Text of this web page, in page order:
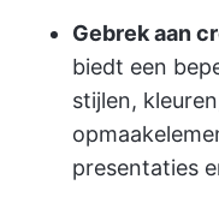
Gebrek aan
biedt een
stijlen,
presentaties